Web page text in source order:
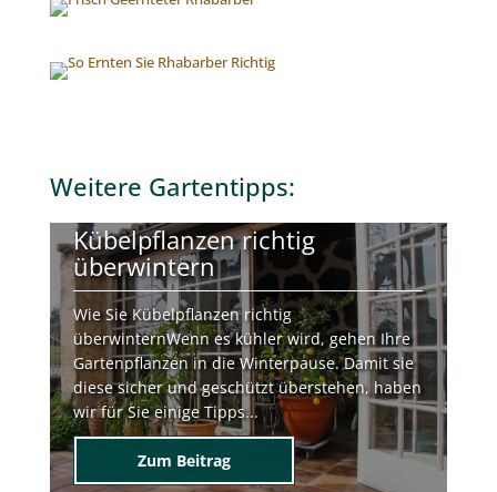
Weitere Gartentipps:
Kübelpflanzen richtig
überwintern
Wie Sie Kübelpflanzen richtig
überwinternWenn es kühler wird, gehen Ihre
Gartenpflanzen in die Winterpause. Damit sie
diese sicher und geschützt überstehen, haben
wir für Sie einige Tipps...
Zum Beitrag